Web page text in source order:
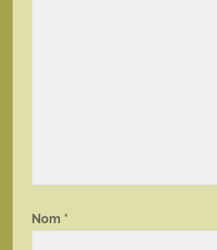
Nom *